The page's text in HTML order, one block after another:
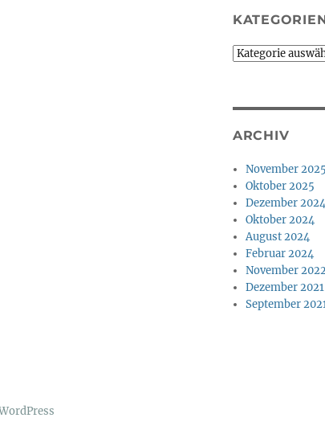
Kategorien
ARCHIV
November 2025
Oktober 2025
Dezember 2024
Oktober 2024
August 2024
Februar 2024
November
Dezember 2021
September